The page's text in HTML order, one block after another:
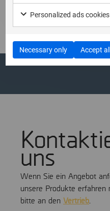
1 2 …
uns
Wenn Sie ein Angebot
unsere Produkte erfahren
bitte an den Vertrieb
Personalized ads cookies
Necessary only Accept